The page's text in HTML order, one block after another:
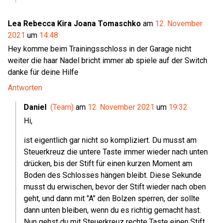
Lea Rebecca Kira Joana Tomaschko am 12. November
2021 um 14:48
Hey komme beim Trainingsschloss in der Garage nicht
weiter die haar Nadel bricht immer ab spiele auf der Switch
danke für deine Hilfe
Antworten
Daniel (Team) am 12. November 2021 um 19:32
Hi,
ist eigentlich gar nicht so kompliziert. Du musst am
Steuerkreuz die untere Taste immer wieder nach unten
drücken, bis der Stift für einen kurzen Moment am
Boden des Schlosses hängen bleibt. Diese Sekunde
musst du erwischen, bevor der Stift wieder nach oben
geht, und dann mit "A" den Bolzen sperren, der sollte
dann unten bleiben, wenn du es richtig gemacht hast.